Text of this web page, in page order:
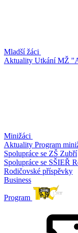
Mladší žáci
Aktuality Utkání MŽ
Minižáci
Aktuality Program
Spolupráce se ZŠ Zubří
Spolupráce se SŠIEŘ
Rodičovské příspěvky
Business
Program